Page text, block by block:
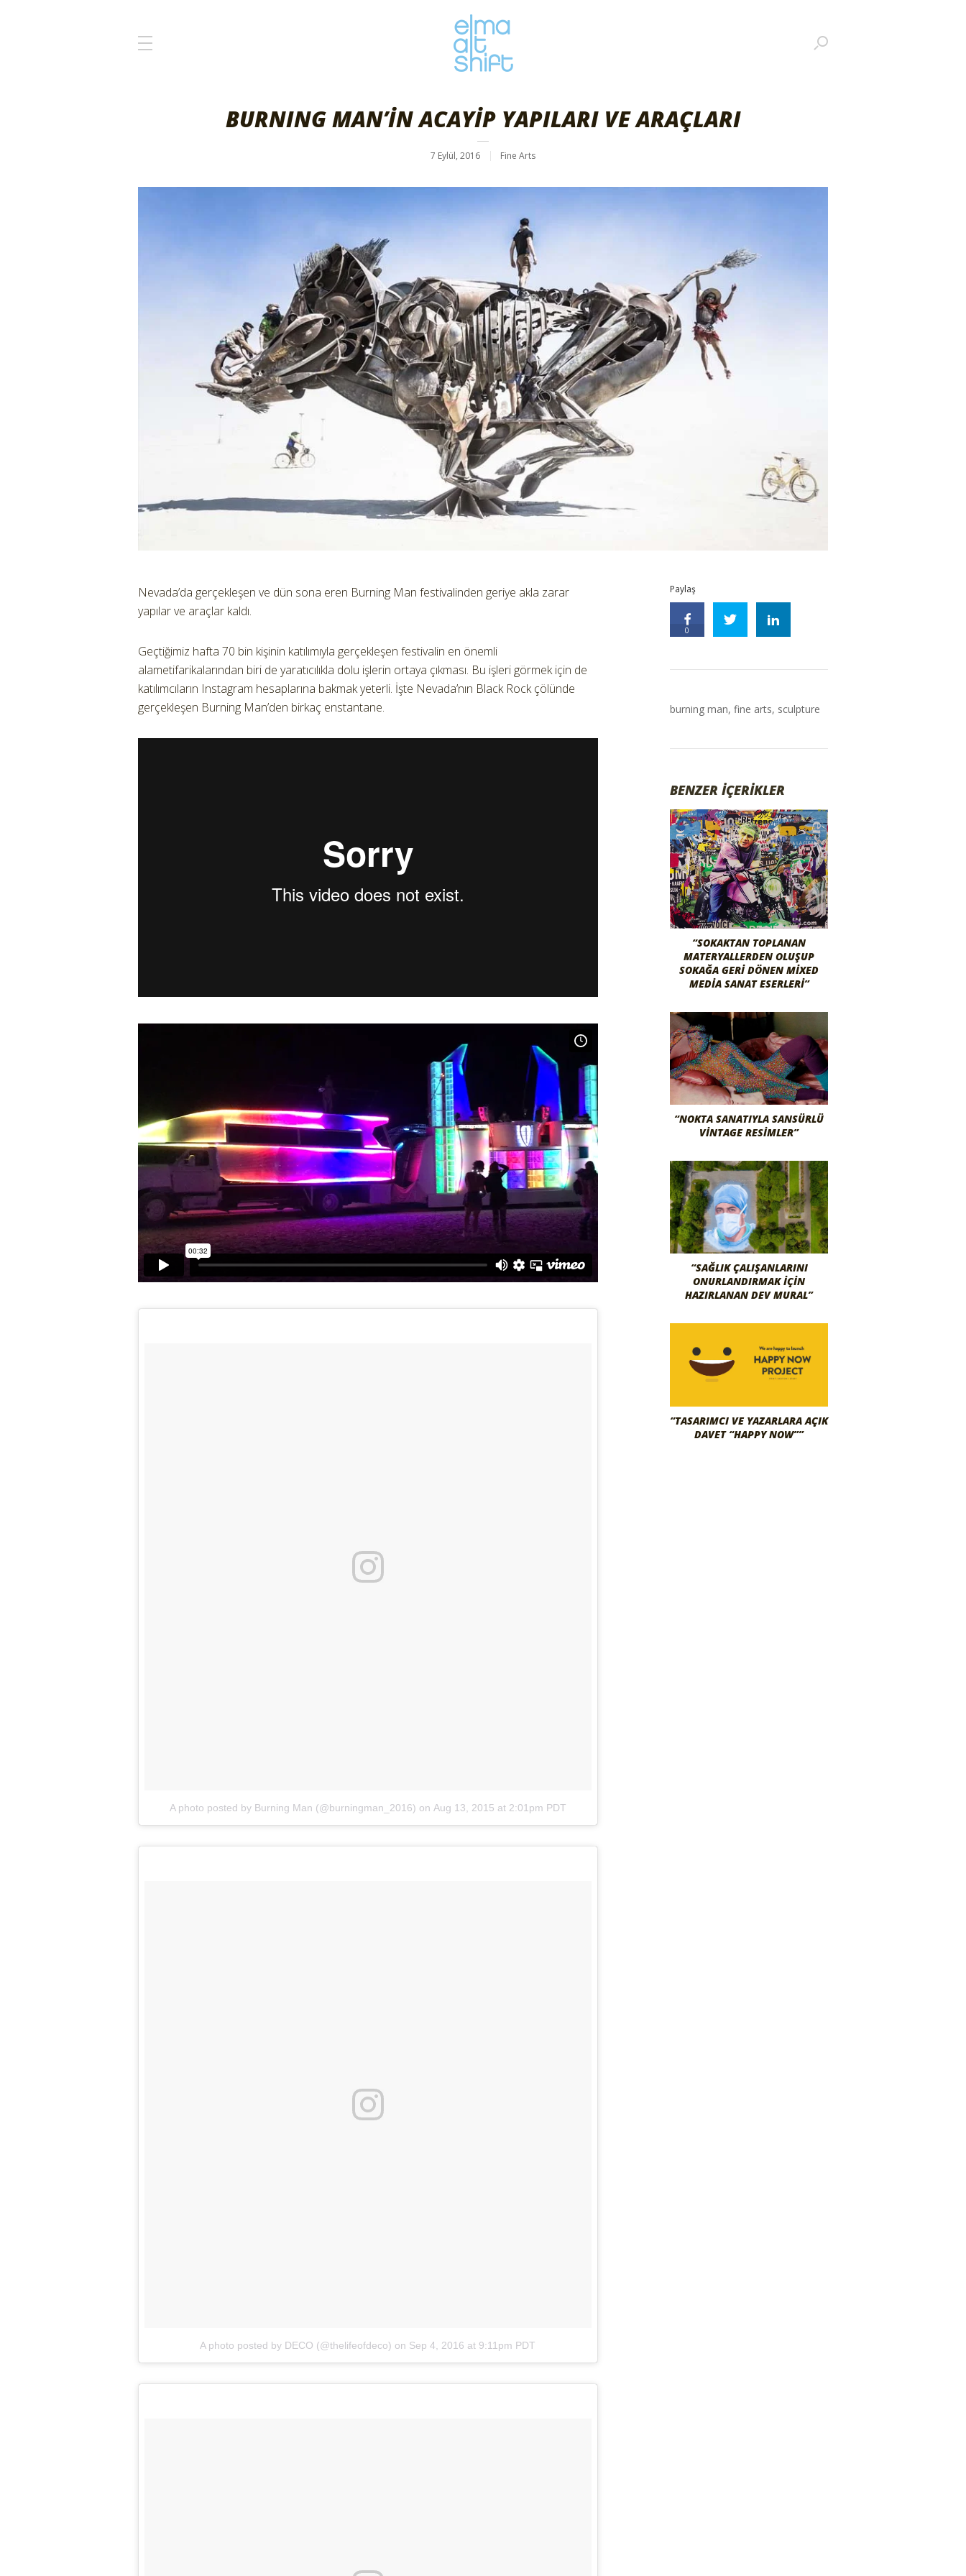
BURNING MAN’İN ACAYİP YAPILARI VE ARAÇLARI
7 Eylül, 2016 Fine Arts
Nevada’da gerçekleşen ve dün sona eren Burning Man festivalinden geriye akla zarar
yapılar ve araçlar kaldı.
Geçtiğimiz hafta 70 bin kişinin katılımıyla gerçekleşen festivalin en önemli
alametifarikalarından biri de yaratıcılıkla dolu işlerin ortaya çıkması. Bu işleri görmek için de
katılımcıların Instagram hesaplarına bakmak yeterli. İşte Nevada’nın Black Rock çölünde
gerçekleşen Burning Man’den birkaç enstantane.
A photo posted by Burning Man (@burningman_2016) on Aug 13, 2015 at 2:01pm PDT
A photo posted by DECO (@thelifeofdeco) on Sep 4, 2016 at 9:11pm PDT
Paylaş
0
burning man, fine arts, sculpture
BENZER İÇERİKLER
“SOKAKTAN TOPLANAN
MATERYALLERDEN OLUŞUP
SOKAĞA GERI DÖNEN MIXED
MEDIA SANAT ESERLERI”
“NOKTA SANATIYLA SANSÜRLÜ
VINTAGE RESIMLER”
“SAĞLIK ÇALIŞANLARINI
ONURLANDIRMAK İÇIN
HAZIRLANAN DEV MURAL”
“TASARIMCI VE YAZARLARA AÇIK
DAVET “HAPPY NOW””